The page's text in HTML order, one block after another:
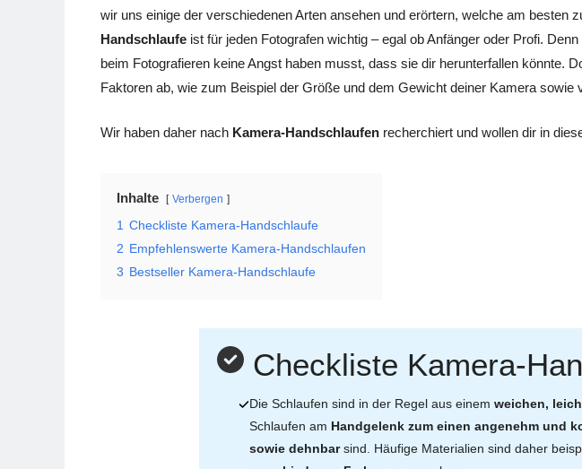
wir uns einige der verschiedenen Arten ansehen und erörtern, welche am besten
Handschlaufe ist für jeden Fotografen wichtig – egal ob Anfänger oder Profi.
beim Fotografieren keine Angst haben musst, dass sie dir herunterfallen könnte.
Faktoren ab, wie zum Beispiel der Größe und dem Gewicht deiner Kamera sowie
Wir haben daher nach Kamera-Handschlaufen recherchiert und wollen dir in
Inhalte Verbergen
1
Checkliste Kamera-Handschlaufe
2 Empfehlenswerte Kamera-Handschlaufen
3 Bestseller Kamera-Handschlaufe
Checkliste Kamera-
Die Schlaufen sind in der Regel aus einemweichen,
Schlaufen am Handgelenk zum einen angenehm und
sowie dehnbarsind. Häufige Materialien sind daher